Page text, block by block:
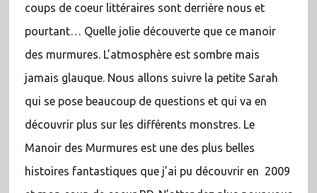
coups de coeur littéraires sont derrière nous et
pourtant… Quelle jolie découverte que ce manoir
des murmures. L’atmosphère est sombre mais
jamais glauque. Nous allons suivre la petite Sarah
qui se pose beaucoup de questions et qui va en
découvrir plus sur les différents monstres. Le
Manoir des Murmures est une des plus belles
histoires fantastiques que j’ai pu découvrir en 2009